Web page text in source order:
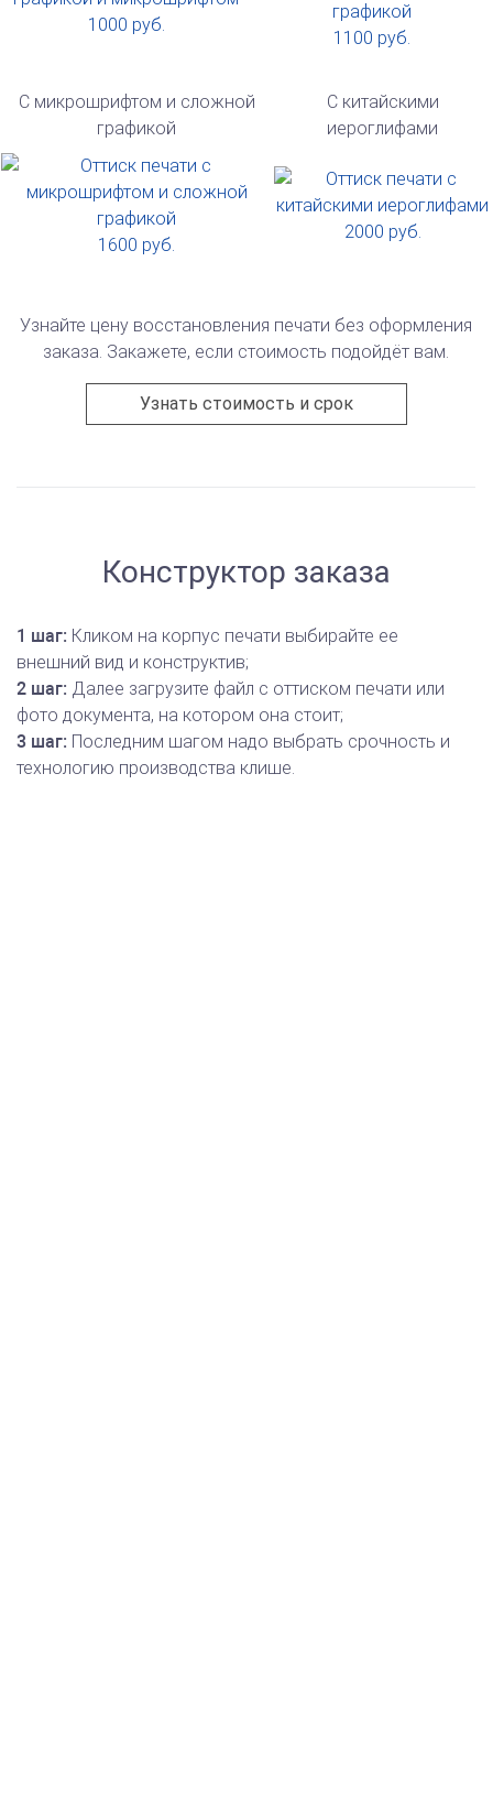
1000 руб.
1100 руб.
С микрошрифтом и сложной
графикой
С китайскими
иероглифами
1600 руб.
2000 руб.
Узнайте цену восстановления печати без оформления
заказа. Закажете, если стоимость подойдёт вам.
Узнать стоимость и срок
Конструктор заказа
1 шаг: Кликом на корпус печати выбирайте ее
внешний вид и конструктив;
2 шаг: Далее загрузите файл с оттиском печати или
фото документа, на котором она стоит;
3 шаг: Последним шагом надо выбрать срочность и
технологию производства клише.